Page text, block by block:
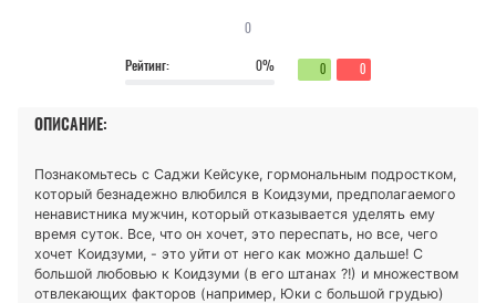
0
Рейтинг:
0% 0 0
ОПИСАНИЕ:
Познакомьтесь с Саджи Кейсуке, гормональным подростком,
который безнадежно влюбился в Коидзуми, предполагаемого
ненавистника мужчин, который отказывается уделять ему
время суток. Все, что он хочет, это переспать, но все, чего
хочет Коидзуми, - это уйти от него как можно дальше! С
большой любовью к Коидзуми (в его штанах ?!) и множеством
отвлекающих факторов (например, Юки с большой грудью)